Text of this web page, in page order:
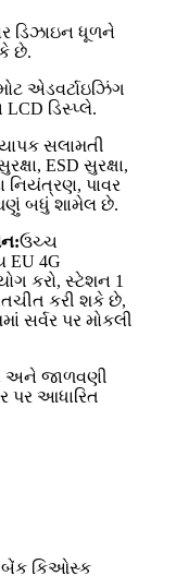
ડિઝાઇન ધૂળને
છે.
એડવર્ટાઇઝિંગ
ડિસ્પ્લે.
સલામતી
ESD સુરક્ષા,
નિયંત્રણ, પાવર
ઘણું બધું શામેલ છે.
ઉચ્ચ
EU 4G
કરો, સ્ટેશન 1
કરી શકે છે,
સર્વર પર મોકલી
અને જાળવણી
પર આધારિત